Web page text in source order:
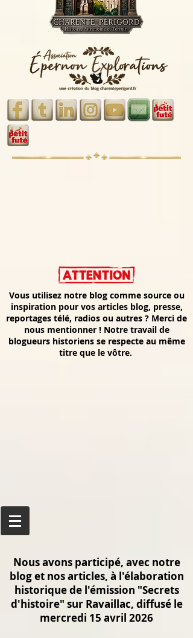
Vous utilisez notre blog comme source ou
inspiration pour vos articles blog, presse,
reportages télé, radios ou autres ? Merci de
nous mentionner ! Notre travail de
blogueurs historiens se respecte au même
titre que le vôtre.
Nous avons participé, avec notre
blog et nos articles, à l'élaboration
historique de l'émission "Secrets
d'histoire" sur Ravaillac, diffusé le
mercredi 15 avril 2026